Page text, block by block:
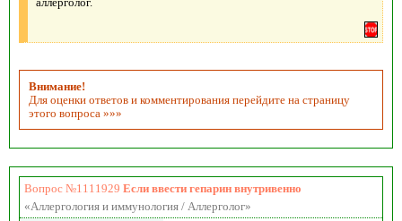
Внимание!
Для оценки ответов и комментирования перейдите на страницу
этого вопроса »»»
Вопрос №1111929 Если ввести гепарин внутривенно
«Аллергология и иммунология / Аллерголог»